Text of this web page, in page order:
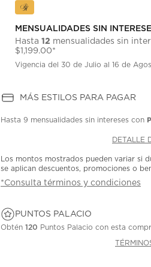
MENSUALIDADES SIN
Hasta12 mensualidades sin
$1,199.00*
Vigencia del 30 de Julio al 16 de
MÁS ESTILOS PARA PAGAR
Hasta9 mensualidades sin intereses con
DETALLE
Los montos mostrados pueden variar si
se aplican descuentos, promociones o
*Consulta términos y condiciones
PUNTOS PALACIO
Obtén120 Puntos Palacio con esta